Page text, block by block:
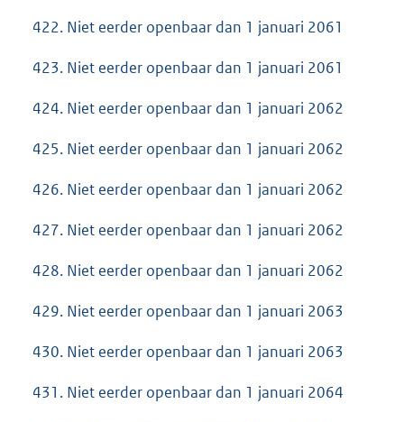
422. Niet eerder openbaar dan 1 januari 2061
423. Niet eerder openbaar dan 1 januari 2061
424. Niet eerder openbaar dan 1 januari 2062
425. Niet eerder openbaar dan 1 januari 2062
426. Niet eerder openbaar dan 1 januari 2062
427. Niet eerder openbaar dan 1 januari 2062
428. Niet eerder openbaar dan 1 januari 2062
429. Niet eerder openbaar dan 1 januari 2063
430. Niet eerder openbaar dan 1 januari 2063
431. Niet eerder openbaar dan 1 januari 2064